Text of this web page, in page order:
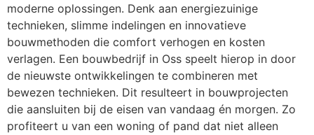
moderne oplossingen. Denk aan energiezuinige
technieken, slimme indelingen en innovatieve
bouwmethoden die comfort verhogen en kosten
verlagen. Een bouwbedrijf in Oss speelt hierop in door
de nieuwste ontwikkelingen te combineren met
bewezen technieken. Dit resulteert in bouwprojecten
die aansluiten bij de eisen van vandaag én morgen. Zo
profiteert u van een woning of pand dat niet alleen